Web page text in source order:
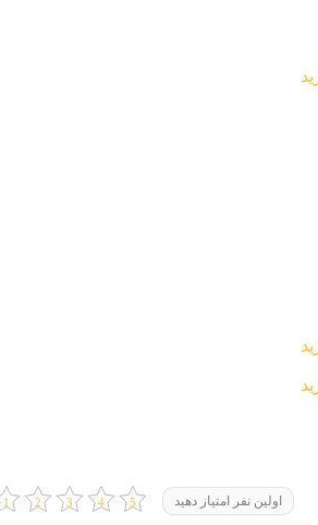
اولین نفر امتیاز دهید